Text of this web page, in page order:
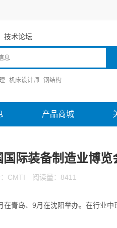
技术论坛
机床设计师 钢结构
产品商城
际装备制造业博览
CMTI 阅读量：8411
青岛、9月在沈阳举办。在行业